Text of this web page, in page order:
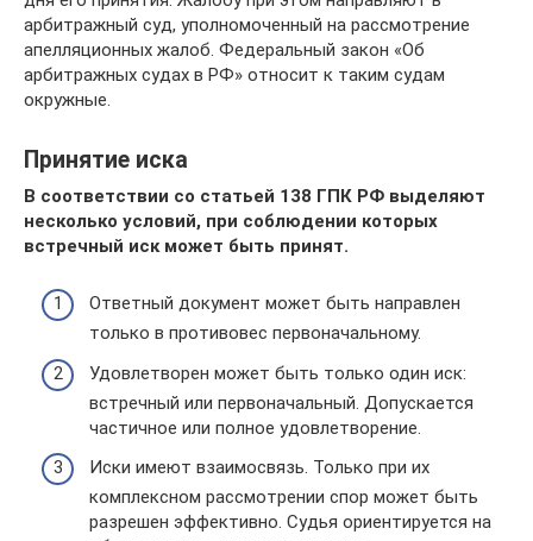
арбитражный суд, уполномоченный на рассмотрение
апелляционных жалоб. Федеральный закон «Об
арбитражных судах в РФ» относит к таким судам
окружные.
Принятие иска
В соответствии со статьей 138 ГПК РФ выделяют
несколько условий, при соблюдении которых
встречный иск может быть принят.
Ответный документ может быть направлен
только в противовес первоначальному.
Удовлетворен может быть только один иск:
встречный или первоначальный. Допускается
частичное или полное удовлетворение.
Иски имеют взаимосвязь. Только при их
комплексном рассмотрении спор может быть
разрешен эффективно. Судья ориентируется на